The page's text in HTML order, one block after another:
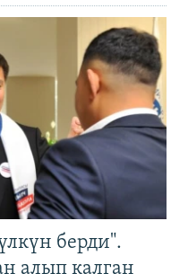
берди".
алып калган